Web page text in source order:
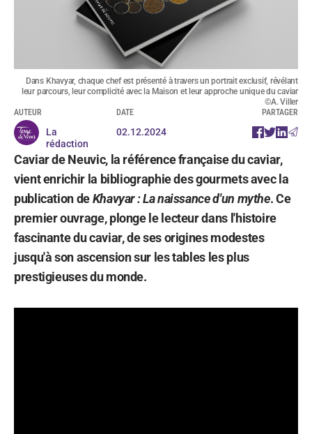
Dans Khavyar, chaque chef est présenté à travers un portrait exclusif, révélant
leur parcours, leur complicité avec la Maison et leur approche unique du caviar
©A. Viller
AUTEUR
La
rédaction
DATE
02.12.2024
PARTAGER
Caviar de Neuvic, la référence française du caviar,
vient enrichir la bibliographie des gourmets avec la
publication deKhavyar : La naissance d'un mythe. Ce
premier ouvrage, plonge le lecteur dans l'histoire
fascinante du caviar, de ses origines modestes
jusqu'à son ascension sur les tables les plus
prestigieuses du monde.